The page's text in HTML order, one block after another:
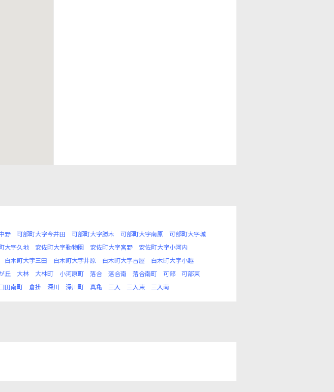
野 可部町大字今井田 可部町大字勝木 可部町大字南原
可部町大字城
大字久地 安佐町大字動物園 安佐町大字宮野
安佐町大字小河内
白木町大字三田 白木町大字井原 白木町大字古屋
白木町大字小越
丘 大林 大林町 小河原町 落合 落合南 落合南町 可部
可部東
田南町 倉掛 深川 深川町 真亀 三入 三入東 三入南